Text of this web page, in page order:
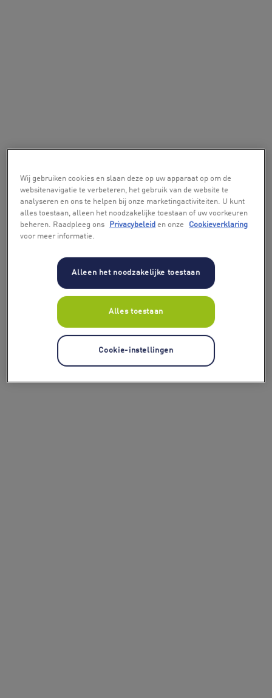
Wij gebruiken cookies en slaan deze op uw apparaat op om de
websitenavigatie te verbeteren, het gebruik van de website te
analyseren en ons te helpen bij onze marketingactiviteiten. U kunt
alles toestaan, alleen het noodzakelijke toestaan of uw voorkeuren
beheren. Raadpleeg ons
Privacybeleid en onze
Cookieverklaring
voor meer informatie.
Alleen het noodzakelijke toestaan
Alles toestaan
Cookie-instellingen